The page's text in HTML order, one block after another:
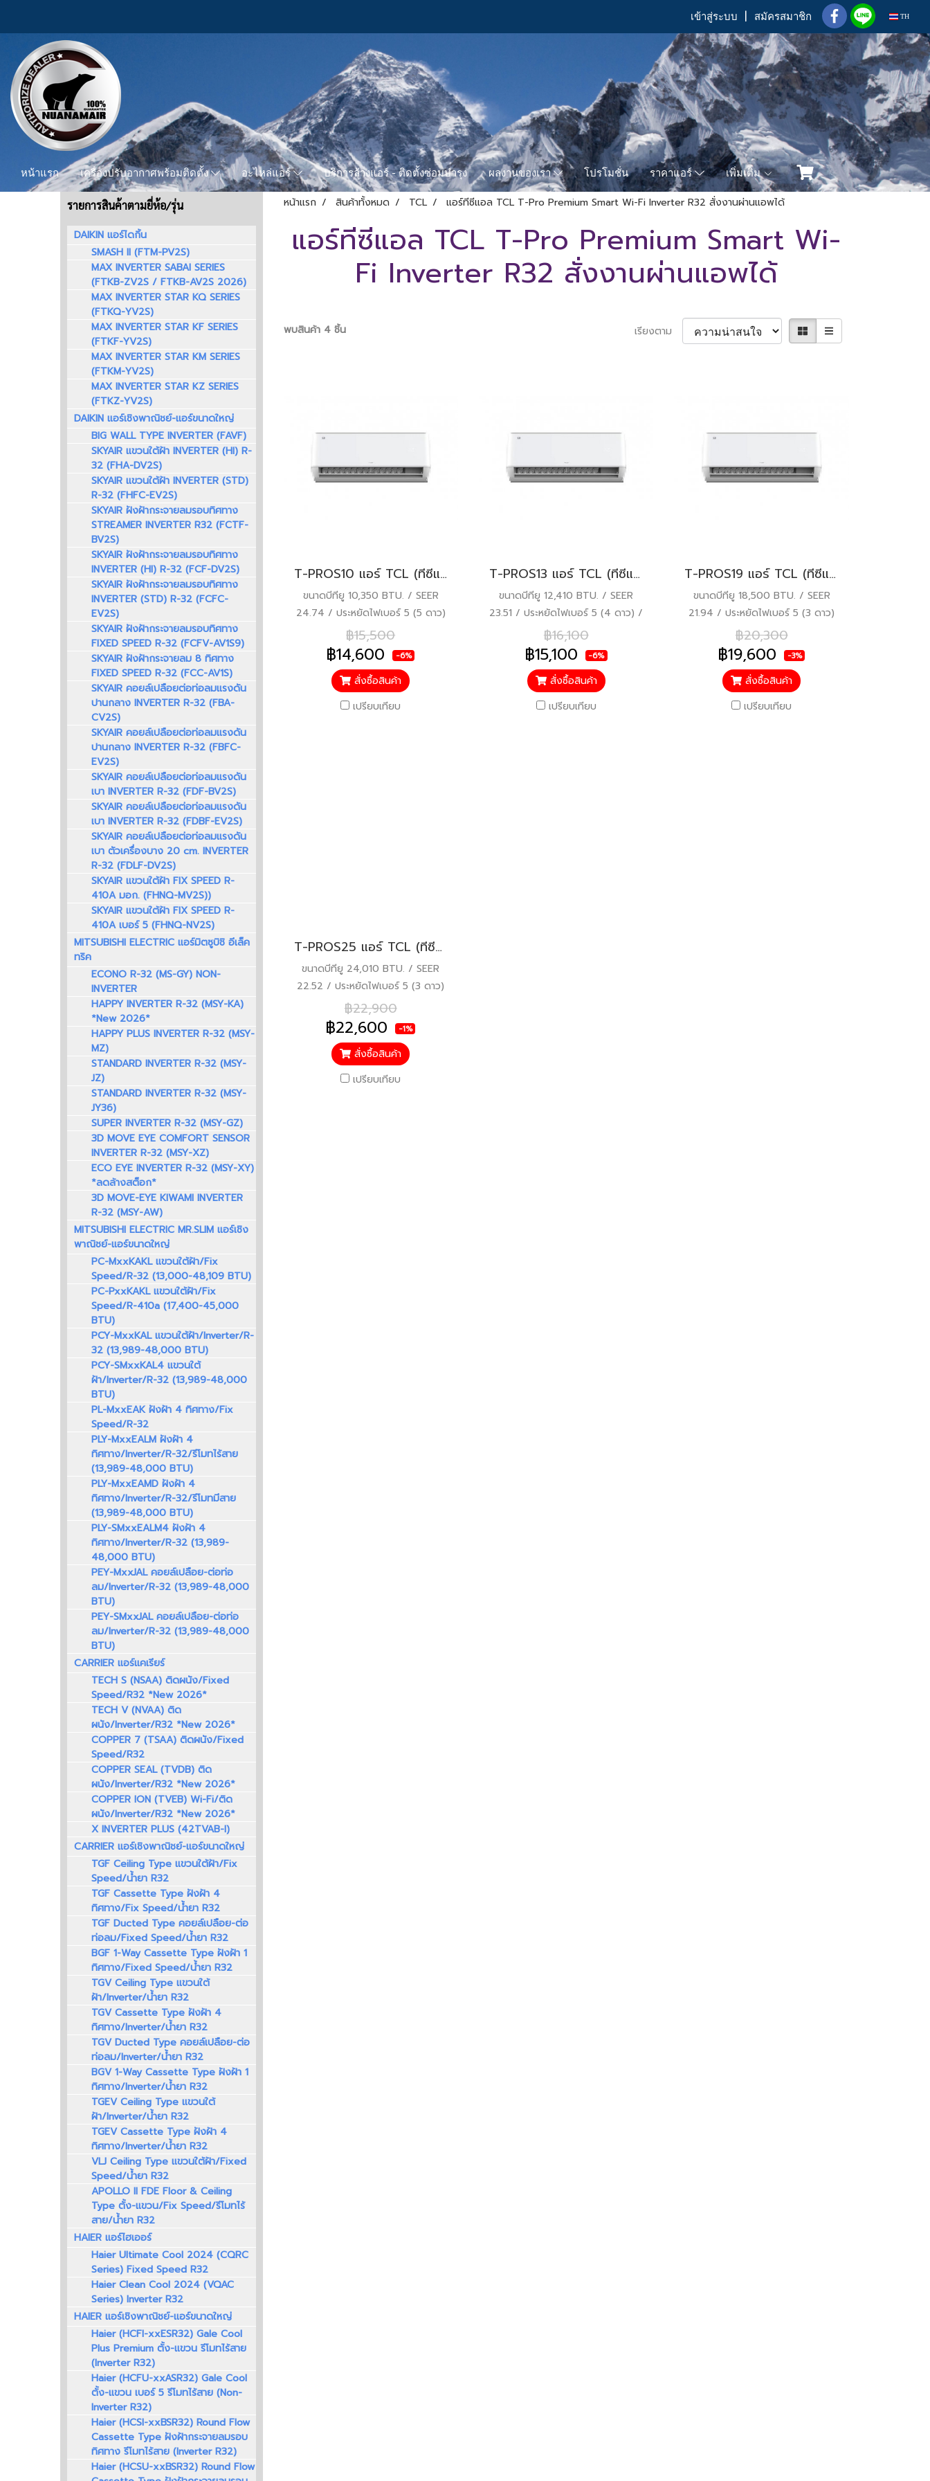
เข้าสู่ระบบ สมัครสมาชิก TH
หน้าแรก เครื่องปรับอากาศพร้อมติดตั้ง อะไหล่แอร์ บริการล้างแอร์ - ติดตั้งซ่อมบำรุง ผลงานของเรา โปรโมชั่น ราคาแอร์ เพิ่มเติม
หน้าแรก สินค้าทั้งหมด TCL แอร์ทีซีแอล TCL T-Pro Premium Smart Wi-Fi Inverter R32 สั่งงานผ่านแอพได้
แอร์ทีซีแอล TCL T-Pro Premium Smart Wi-
Fi Inverter R32 สั่งงานผ่านแอพได้
พบสินค้า 4 ชิ้น เรียงตาม
T-PROS10 แอร์ TCL (ทีซีแอล) T-Pro Premium SMART WIFI Inverter R32 10,350 BTU. พร้อมบริการติดตั้ง
ขนาดบีทียู 10,350 BTU. / SEER
24.74 / ประหยัดไฟเบอร์ 5 (5 ดาว)
/ รับประกันคอมเพรสเซอร์ 10 ปี
อะไหล่อื่นๆ 5 ปี / ราคารวมติดตั้ง
฿15,500
฿14,600 -6%
สั่งซื้อสินค้า
เปรียบเทียบ
T-PROS13 แอร์ TCL (ทีซีแอล) T-Pro Premium SMART WIFI Inverter R32 12,410 BTU. พร้อมบริการติดตั้ง
ขนาดบีทียู 12,410 BTU. / SEER
23.51 / ประหยัดไฟเบอร์ 5 (4 ดาว) /
รับประกันคอมเพรสเซอร์ 10 ปี อะไหล่
อื่นๆ 5 ปี / ราคารวมติดตั้งแล้ว*
฿16,100
฿15,100 -6%
สั่งซื้อสินค้า
เปรียบเทียบ
T-PROS19 แอร์ TCL (ทีซีแอล) T-Pro Premium SMART WIFI Inverter R32 18,500 BTU. พร้อมบริการติดตั้ง
ขนาดบีทียู 18,500 BTU. / SEER
21.94 / ประหยัดไฟเบอร์ 5 (3 ดาว)
/ รับประกันคอมเพรสเซอร์ 10 ปี
อะไหล่อื่นๆ 5 ปี / ราคารวมติดตั้ง
฿20,300
฿19,600 -3%
สั่งซื้อสินค้า
เปรียบเทียบ
T-PROS25 แอร์ TCL (ทีซีแอล) T-Pro Premium SMART WIFI Inverter R32 24,230 BTU. พร้อมบริการติดตั้ง
ขนาดบีทียู 24,010 BTU. / SEER
22.52 / ประหยัดไฟเบอร์ 5 (3 ดาว)
/ รับประกันคอมเพรสเซอร์ 10 ปี
อะไหล่อื่นๆ 5 ปี / ราคารวมติดตั้ง
฿22,900
฿22,600 -1%
สั่งซื้อสินค้า
เปรียบเทียบ
รายการสินค้าตามยี่ห้อ/รุ่น
DAIKIN แอร์ไดกิ้น
SMASH II (FTM-PV2S)
MAX INVERTER SABAI SERIES
(FTKB-ZV2S / FTKB-AV2S 2026)
MAX INVERTER STAR KQ SERIES
(FTKQ-YV2S)
MAX INVERTER STAR KF SERIES
(FTKF-YV2S)
MAX INVERTER STAR KM SERIES
(FTKM-YV2S)
MAX INVERTER STAR KZ SERIES
(FTKZ-YV2S)
DAIKIN แอร์เชิงพาณิชย์-แอร์ขนาดใหญ่
BIG WALL TYPE INVERTER (FAVF)
SKYAIR แขวนใต้ฝ้า INVERTER (HI) R-
32 (FHA-DV2S)
SKYAIR แขวนใต้ฝ้า INVERTER (STD)
R-32 (FHFC-EV2S)
SKYAIR ฝังฝ้ากระจายลมรอบทิศทาง
STREAMER INVERTER R32 (FCTF-
BV2S)
SKYAIR ฝังฝ้ากระจายลมรอบทิศทาง
INVERTER (HI) R-32 (FCF-DV2S)
SKYAIR ฝังฝ้ากระจายลมรอบทิศทาง
INVERTER (STD) R-32 (FCFC-
EV2S)
SKYAIR ฝังฝ้ากระจายลมรอบทิศทาง
FIXED SPEED R-32 (FCFV-AV1S9)
SKYAIR ฝังฝ้ากระจายลม 8 ทิศทาง
FIXED SPEED R-32 (FCC-AV1S)
SKYAIR คอยล์เปลือยต่อท่อลมแรงดัน
ปานกลาง INVERTER R-32 (FBA-
CV2S)
SKYAIR คอยล์เปลือยต่อท่อลมแรงดัน
ปานกลาง INVERTER R-32 (FBFC-
EV2S)
SKYAIR คอยล์เปลือยต่อท่อลมแรงดัน
เบา INVERTER R-32 (FDF-BV2S)
SKYAIR คอยล์เปลือยต่อท่อลมแรงดัน
เบา INVERTER R-32 (FDBF-EV2S)
SKYAIR คอยล์เปลือยต่อท่อลมแรงดัน
เบา ตัวเครื่องบาง 20 cm. INVERTER
R-32 (FDLF-DV2S)
SKYAIR แขวนใต้ฝ้า FIX SPEED R-
410A มอก. (FHNQ-MV2S))
SKYAIR แขวนใต้ฝ้า FIX SPEED R-
410A เบอร์ 5 (FHNQ-NV2S)
MITSUBISHI ELECTRIC แอร์มิตซูบิชิ อีเล็ค
ทริค
ECONO R-32 (MS-GY) NON-
INVERTER
HAPPY INVERTER R-32 (MSY-KA)
*New 2026*
HAPPY PLUS INVERTER R-32 (MSY-
MZ)
STANDARD INVERTER R-32 (MSY-
JZ)
STANDARD INVERTER R-32 (MSY-
JY36)
SUPER INVERTER R-32 (MSY-GZ)
3D MOVE EYE COMFORT SENSOR
INVERTER R-32 (MSY-XZ)
ECO EYE INVERTER R-32 (MSY-XY)
*ลดล้างสต็อก*
3D MOVE-EYE KIWAMI INVERTER
R-32 (MSY-AW)
MITSUBISHI ELECTRIC MR.SLIM แอร์เชิง
พาณิชย์-แอร์ขนาดใหญ่
PC-MxxKAKL แขวนใต้ฝ้า/Fix
Speed/R-32 (13,000-48,109 BTU)
PC-PxxKAKL แขวนใต้ฝ้า/Fix
Speed/R-410a (17,400-45,000
BTU)
PCY-MxxKAL แขวนใต้ฝ้า/Inverter/R-
32 (13,989-48,000 BTU)
PCY-SMxxKAL4 แขวนใต้
ฝ้า/Inverter/R-32 (13,989-48,000
BTU)
PL-MxxEAK ฝังฝ้า 4 ทิศทาง/Fix
Speed/R-32
PLY-MxxEALM ฝังฝ้า 4
ทิศทาง/Inverter/R-32/รีโมทไร้สาย
(13,989-48,000 BTU)
PLY-MxxEAMD ฝังฝ้า 4
ทิศทาง/Inverter/R-32/รีโมทมีสาย
(13,989-48,000 BTU)
PLY-SMxxEALM4 ฝังฝ้า 4
ทิศทาง/Inverter/R-32 (13,989-
48,000 BTU)
PEY-MxxJAL คอยล์เปลือย-ต่อท่อ
ลม/Inverter/R-32 (13,989-48,000
BTU)
PEY-SMxxJAL คอยล์เปลือย-ต่อท่อ
ลม/Inverter/R-32 (13,989-48,000
BTU)
CARRIER แอร์แคเรียร์
TECH S (NSAA) ติดผนัง/Fixed
Speed/R32 *New 2026*
TECH V (NVAA) ติด
ผนัง/Inverter/R32 *New 2026*
COPPER 7 (TSAA) ติดผนัง/Fixed
Speed/R32
COPPER SEAL (TVDB) ติด
ผนัง/Inverter/R32 *New 2026*
COPPER ION (TVEB) Wi-Fi/ติด
ผนัง/Inverter/R32 *New 2026*
X INVERTER PLUS (42TVAB-I)
CARRIER แอร์เชิงพาณิชย์-แอร์ขนาดใหญ่
TGF Ceiling Type แขวนใต้ฝ้า/Fix
Speed/น้ำยา R32
TGF Cassette Type ฝังฝ้า 4
ทิศทาง/Fix Speed/น้ำยา R32
TGF Ducted Type คอยล์เปลือย-ต่อ
ท่อลม/Fixed Speed/น้ำยา R32
BGF 1-Way Cassette Type ฝังฝ้า 1
ทิศทาง/Fixed Speed/น้ำยา R32
TGV Ceiling Type แขวนใต้
ฝ้า/Inverter/น้ำยา R32
TGV Cassette Type ฝังฝ้า 4
ทิศทาง/Inverter/น้ำยา R32
TGV Ducted Type คอยล์เปลือย-ต่อ
ท่อลม/Inverter/น้ำยา R32
BGV 1-Way Cassette Type ฝังฝ้า 1
ทิศทาง/Inverter/น้ำยา R32
TGEV Ceiling Type แขวนใต้
ฝ้า/Inverter/น้ำยา R32
TGEV Cassette Type ฝังฝ้า 4
ทิศทาง/Inverter/น้ำยา R32
VLJ Ceiling Type แขวนใต้ฝ้า/Fixed
Speed/น้ำยา R32
APOLLO II FDE Floor & Ceiling
Type ตั้ง-แขวน/Fix Speed/รีโมทไร้
สาย/น้ำยา R32
HAIER แอร์ไฮเออร์
Haier Ultimate Cool 2024 (CQRC
Series) Fixed Speed R32
Haier Clean Cool 2024 (VQAC
Series) Inverter R32
HAIER แอร์เชิงพาณิชย์-แอร์ขนาดใหญ่
Haier (HCFI-xxESR32) Gale Cool
Plus Premium ตั้ง-แขวน รีโมทไร้สาย
(Inverter R32)
Haier (HCFU-xxASR32) Gale Cool
ตั้ง-แขวน เบอร์ 5 รีโมทไร้สาย (Non-
Inverter R32)
Haier (HCSI-xxBSR32) Round Flow
Cassette Type ฝังฝ้ากระจายลมรอบ
ทิศทาง รีโมทไร้สาย (Inverter R32)
Haier (HCSU-xxBSR32) Round Flow